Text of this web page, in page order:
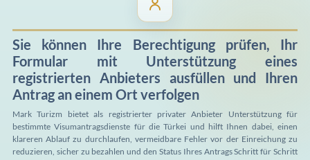
Sie können Ihre Berechtigung prüfen, Ihr
Formular mit Unterstützung eines
registrierten Anbieters ausfüllen und Ihren
Antrag an einem Ort verfolgen
Mark Turizm bietet als registrierter privater Anbieter Unterstützung für
bestimmte Visumantragsdienste für die Türkei und hilft Ihnen dabei, einen
klareren Ablauf zu durchlaufen, vermeidbare Fehler vor der Einreichung zu
reduzieren, sicher zu bezahlen und den Status Ihres Antrags Schritt für Schritt